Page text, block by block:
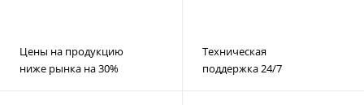
Цены на продукцию
ниже рынка на 30%
Техническая
поддержка 24/7